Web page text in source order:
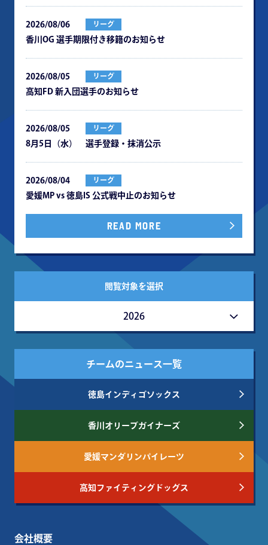
2026/08/06 リーグ
⾹川OG 選⼿期限付き移籍のお知らせ
2026/08/05 リーグ
⾼知FD 新⼊団選⼿のお知らせ
2026/08/05 リーグ
8月5日（水） 選手登録・抹消公示
2026/08/04 リーグ
愛媛MP vs 徳島IS 公式戦中⽌のお知らせ
READ MORE
閲覧対象を選択
2026
チームのニュース一覧
徳島インディゴソックス
香川オリーブガイナーズ
愛媛マンダリンパイレーツ
高知ファイティングドッグス
会社概要